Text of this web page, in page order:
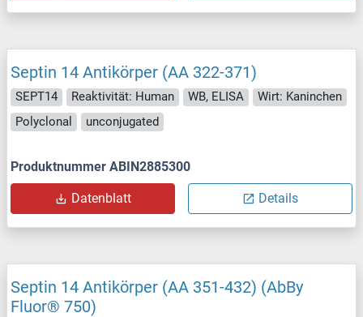
Septin 14 Antikörper (AA 322-371)
SEPT14 Reaktivität: Human WB, ELISA
Wirt: Kaninchen
Polyclonal
unconjugated
Produktnummer ABIN2885300
Datenblatt Details
Septin 14 Antikörper (AA 351-432) (AbBy
Fluor® 750)